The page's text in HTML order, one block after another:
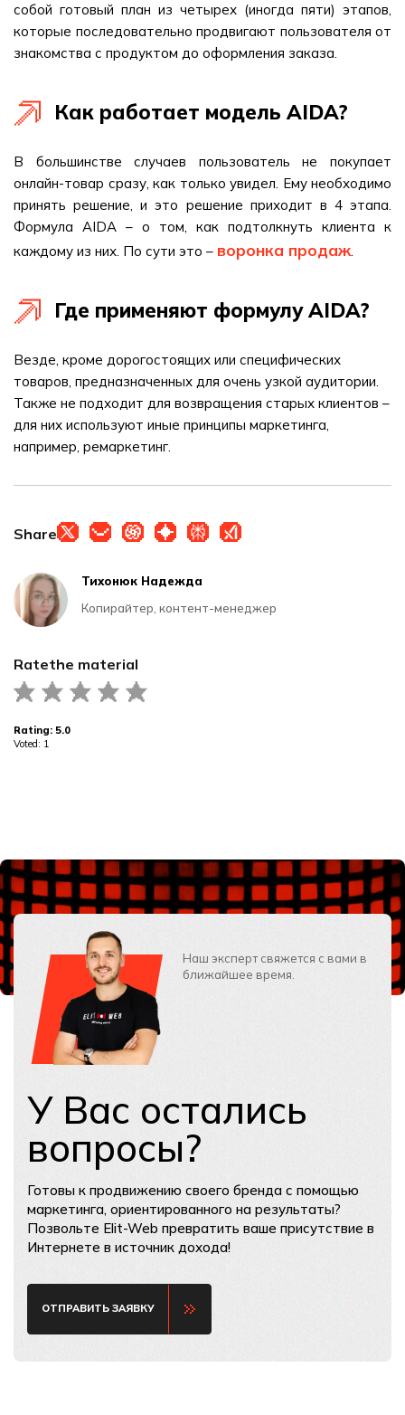
собой готовый план из четырех (иногда пяти) этапов,
которые последовательно продвигают пользователя от
знакомства с продуктом до оформления заказа.
Как работает модель AIDA?
В большинстве случаев пользователь не покупает
онлайн-товар сразу, как только увидел. Ему необходимо
принять решение, и это решение приходит в 4 этапа.
Формула AIDA – о том, как подтолкнуть клиента к
каждому из них. По сути это – воронка продаж.
Где применяют формулу AIDA?
Везде, кроме дорогостоящих или специфических
товаров, предназначенных для очень узкой аудитории.
Также не подходит для возвращения старых клиентов –
для них используют иные принципы маркетинга,
например, ремаркетинг.
Share
Ratethe material
Rating: 5.0
Voted: 1
Тихонюк Надежда
Копирайтер, контент-менеджер
Наш эксперт свяжется с вами в
ближайшее время.
У Вас остались
вопросы?
Готовы к продвижению своего бренда с помощью
маркетинга, ориентированного на результаты?
Позвольте Elit-Web превратить ваше присутствие в
Интернете в источник дохода!
ОТПРАВИТЬ ЗАЯВКУ